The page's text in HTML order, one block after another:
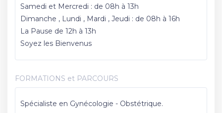
Samedi et Mercredi : de 08h à 13h
Dimanche , Lundi , Mardi , Jeudi : de 08h à 16h
La Pause de 12h à 13h
Soyez les Bienvenus
FORMATIONS et PARCOURS
Spécialiste en Gynécologie - Obstétrique.